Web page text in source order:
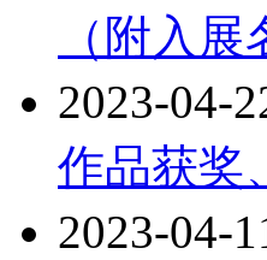
（附入展
2023-04-
作品获奖
2023-04-